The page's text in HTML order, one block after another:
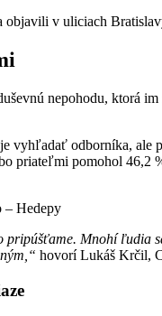
objavili v uliciach
nepohodu, ktorá
vyhľadať odborníka,
priateľmi pomohol
– Hedepy
pripúšťame. Mnohí
hovorí Lukáš Krčil,